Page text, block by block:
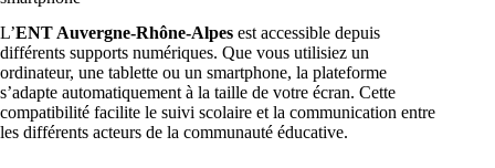
L’ENT Auvergne-Rhône-Alpes est accessible depuis
différents supports numériques. Que vous utilisiez un
ordinateur, une tablette ou un smartphone, la plateforme
s’adapte automatiquement à la taille de votre écran. Cette
compatibilité facilite le suivi scolaire et la communication entre
les différents acteurs de la communauté éducative.